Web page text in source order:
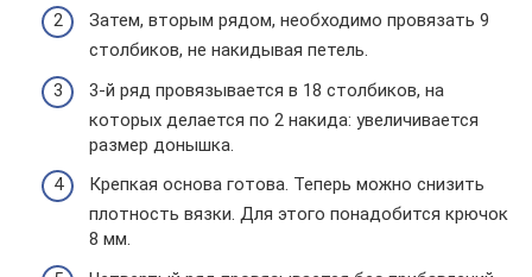
Затем, вторым рядом, необходимо провязать 9
столбиков, не накидывая петель.
3-й ряд провязывается в 18 столбиков, на
которых делается по 2 накида: увеличивается
размер донышка.
Крепкая основа готова. Теперь можно снизить
плотность вязки. Для этого понадобится крючок
8 мм.